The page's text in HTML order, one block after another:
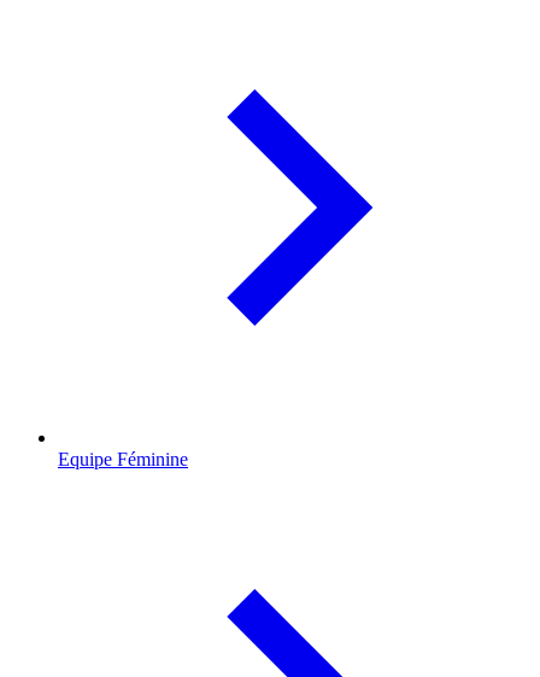
Equipe Féminine